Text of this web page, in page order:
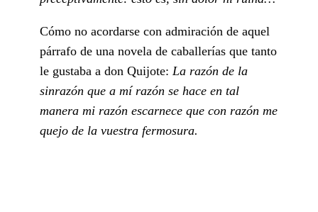
Cómo no acordarse con admiración de aquel
párrafo de una novela de caballerías que tanto
le gustaba a don Quijote: La razón de la
sinrazón que a mí razón se hace en tal
manera mi razón escarnece que con razón me
quejo de la vuestra fermosura.